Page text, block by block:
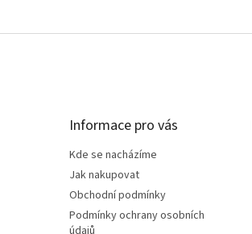
Informace pro vás
Kde se nacházíme
Jak nakupovat
Obchodní podmínky
Podmínky ochrany osobních